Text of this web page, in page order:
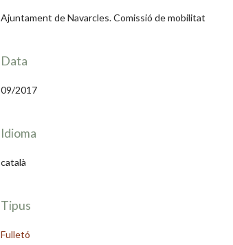
Ajuntament de Navarcles. Comissió de mobilitat
Data
09/2017
Idioma
català
Tipus
Fulletó